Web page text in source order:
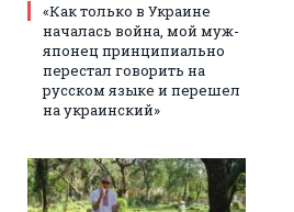
«Как только в Украине
началась война, мой муж-
японец принципиально
перестал говорить на
русском языке и перешел
на украинский»